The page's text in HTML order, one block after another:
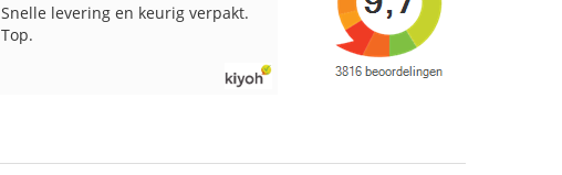
Snelle levering en keurig verpakt.
Top.
Goed verpakt en snelgeleverd